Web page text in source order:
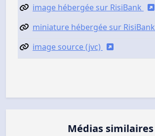
image hébergée sur RisiBank
miniature hébergée sur RisiBank
image source (jvc)
Médias similaires